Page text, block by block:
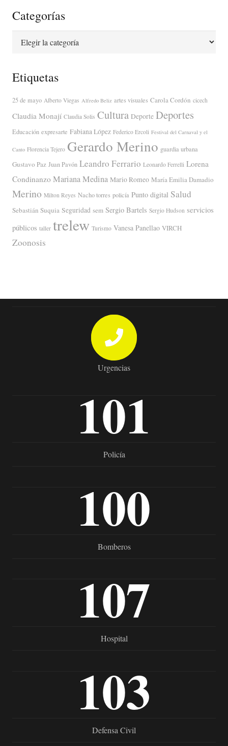
Categorías
Etiquetas
25 de mayo Alberto Viegas Alfredo Beliz artes visuales Carola Cordón cicech
Claudia Monají Claudia Solis Cultura Deporte Deportes
Educación expresarte Fabiana López Federico Ercoli Festival del Carnaval y el
Canto Florencia Tejero Gerardo Merino guardia urbana
Gustavo Paz Juan Pavón Leandro Ferrario Leonardo Ferrelli Lorena
Condinanzo Mariana Medina Mario Romeo María Emilia Damadio
Merino Milton Reyes Nacho torres policía Punto digital Salud
Sebastián Suquia Seguridad sem Sergio Bartels Sergio Hudson servicios
públicos taller trelew Turismo Vanesa Panellao VIRCH
Zoonosis
Urgencias
101
Policía
100
Bomberos
107
Hospital
103
Defensa Civil